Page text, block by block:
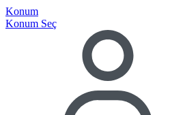
Konum
Konum Seç